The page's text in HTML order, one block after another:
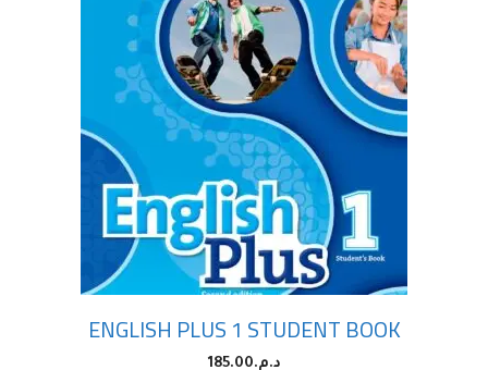
ENGLISH PLUS 1 STUDENT BOOK
د.م.185.00